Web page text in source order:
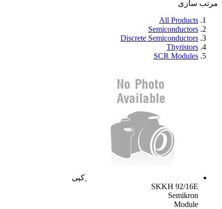
مرتب سازی
All Products
Semiconductors
Discrete Semiconductors
Thyristors
SCR Modules
کپی
SKKH 92/16E
Semikron
Module